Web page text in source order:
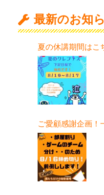
最新のお知
夏の休講期間はこ
ご愛顧感謝企画！
はこちら！